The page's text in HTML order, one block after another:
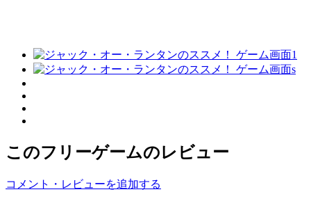
このフリーゲームのレビュー
コメント・レビューを追加する